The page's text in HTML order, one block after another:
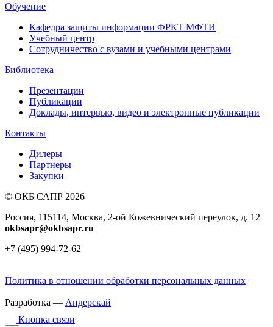
Обучение
Кафедра защиты информации ФРКТ МФТИ
Учебный центр
Сотрудничество с вузами и учебными центрами
Библиотека
Презентации
Публикации
Доклады, интервью, видео и электронные публикации
Контакты
Дилеры
Партнеры
Закупки
© ОКБ САПР 2026
Россия, 115114, Москва, 2-ой Кожевнический переулок, д. 12
okbsapr@okbsapr.ru
+7 (495) 994-72-62
Политика в отношении обработки персональных данных
Разработка — Андерскай
Кнопка связи